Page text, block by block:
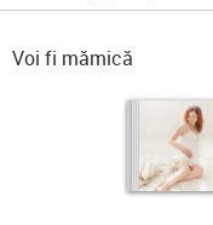
Voi fi mămică